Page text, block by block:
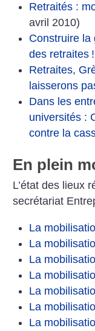
Retraités :
avril 2010)
Construire la
des retraites !
Retraites,
laisserons
Dans les
universités :
contre la
En plein
L’état des lieux
secrétariat
La
La
La
La
La
La
La